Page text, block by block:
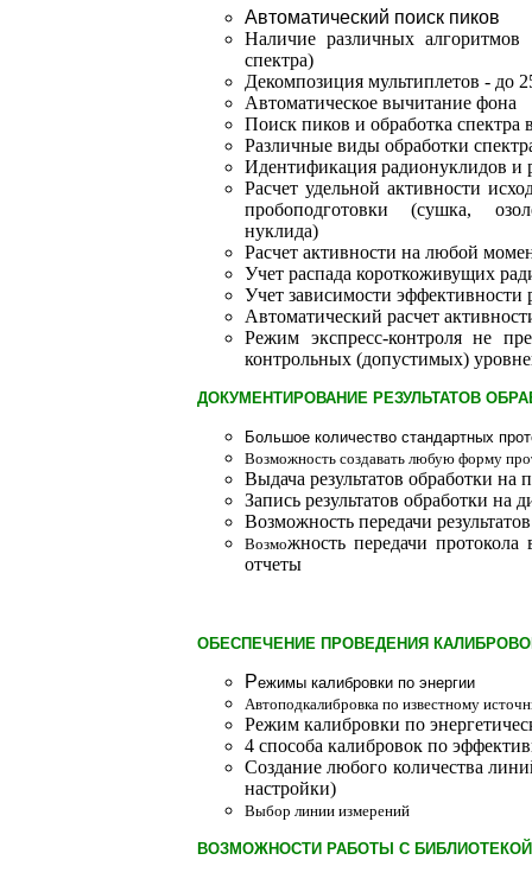
Автоматический поиск пиков
Наличие различных
спектра)
Декомпозиция мультиплетов - до
Автоматическое вычитание фона
Поиск пиков и обработка
Различные виды обработки
Идентификация радионуклидов и
Расчет удельной активности
пробоподготовки (сушка,
нуклида)
Расчет активности на любой
Учет распада короткоживущих
Учет зависимости
Автоматический расчет
Режим экспресс-контроля не
контрольных (допустимых)
ДОКУМЕНТИРОВАНИЕ РЕЗУЛЬТАТОВ
Большое количество стандартных
Возможность создавать любую форму
Выдача результатов обработки на
Запись результатов обработки на
Возможность передачи
Возможность передачи
отчеты
ОБЕСПЕЧЕНИЕ ПРОВЕДЕНИЯ
Режимы калибровки по энергии
Автоподкалибровка по известному
Режим калибровки по
4 способа калибровок по
Создание любого количества
настройки)
Выбор линии измерений
ВОЗМОЖНОСТИ РАБОТЫ С